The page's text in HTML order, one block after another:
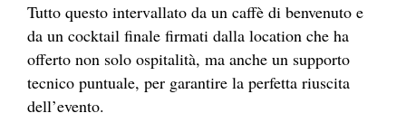
Tutto questo intervallato da un caffè di benvenuto e
da un cocktail finale firmati dalla location che ha
offerto non solo ospitalità, ma anche un supporto
tecnico puntuale, per garantire la perfetta riuscita
dell’evento.